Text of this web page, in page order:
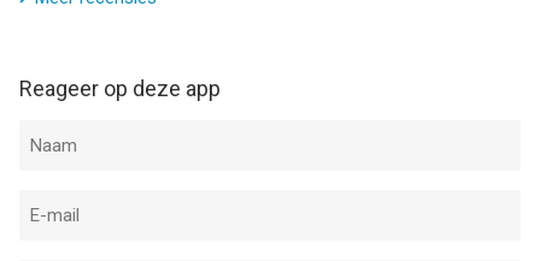
Reageer op deze app